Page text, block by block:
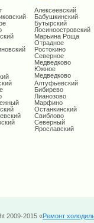
Алексеевский
Бабушкинский
Бутырский
Лосиноостровский
Марьина Роща
Отрадное
Ростокино
Северное
Медведково
Южное
Медведково
Алтуфьевский
Бибирево
Лианозово
Марфино
Останкинский
Свиблово
Северный
Ярославский
2009-2015 «Ремонт